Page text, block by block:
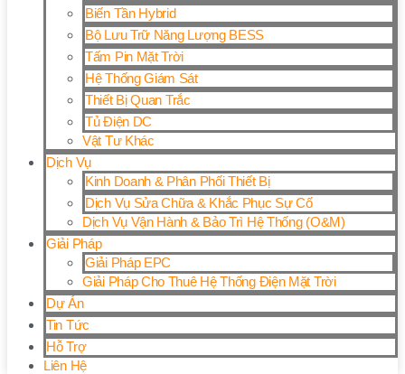
Biến Tần Hybrid
Bộ Lưu Trữ Năng Lượng BESS
Tấm Pin Mặt Trời
Hệ Thống Giám Sát
Thiết Bị Quan Trắc
Tủ Điện DC
Vật Tư Khác
Dịch Vụ
Kinh Doanh & Phân Phối Thiết Bị
Dịch Vụ Sửa Chữa & Khắc Phục Sự Cố
Dịch Vụ Vận Hành & Bảo Trì Hệ Thống (O&M)
Giải Pháp
Giải Pháp EPC
Giải Pháp Cho Thuê Hệ Thống Điện Mặt Trời
Dự Án
Tin Tức
Hỗ Trợ
Liên Hệ